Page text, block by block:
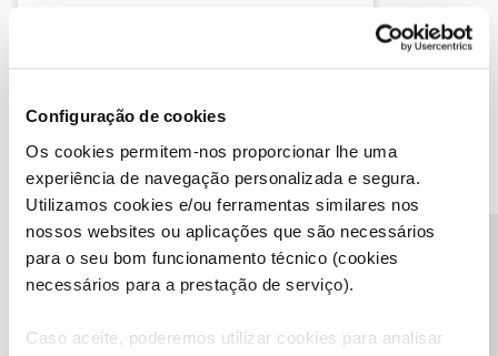
Configuração de cookies
Os cookies permitem-nos proporcionar lhe uma
experiência de navegação personalizada e segura.
Utilizamos cookies e/ou ferramentas similares nos
nossos websites ou aplicações que são necessários
para o seu bom funcionamento técnico (cookies
necessários para a prestação de serviço).
Caso aceite, poderemos utilizar cookies para analisar
Descubra as novidades de junho